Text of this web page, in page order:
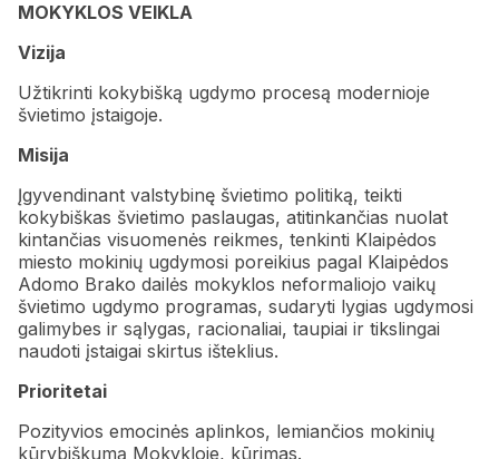
MOKYKLOS VEIKLA
Vizija
Užtikrinti kokybišką ugdymo procesą modernioje
švietimo įstaigoje.
Misija
Įgyvendinant valstybinę švietimo politiką, teikti
kokybiškas švietimo paslaugas, atitinkančias nuolat
kintančias visuomenės reikmes, tenkinti Klaipėdos
miesto mokinių ugdymosi poreikius pagal Klaipėdos
Adomo Brako dailės mokyklos neformaliojo vaikų
švietimo ugdymo programas, sudaryti lygias ugdymosi
galimybes ir sąlygas, racionaliai, taupiai ir tikslingai
naudoti įstaigai skirtus išteklius.
Prioritetai
Pozityvios emocinės aplinkos, lemiančios mokinių
kūrybiškumą Mokykloje, kūrimas.